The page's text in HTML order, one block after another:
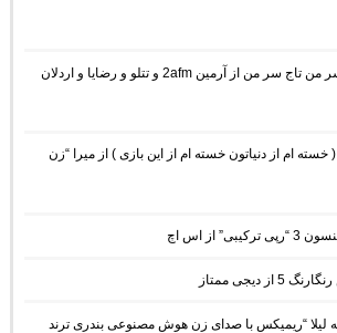
دانلود آهنگ شاد همسر من تاج سر من از آرمین 2afm و تتلو و رضایا و اردلان
خسته ام از دنیاتون خسته ام از این بازی ) از میرا “زن
از اس اچ
دیجی ممتاز
لیلا “ریمیکس با صدای زن هوش مصنوعی بندری ترند